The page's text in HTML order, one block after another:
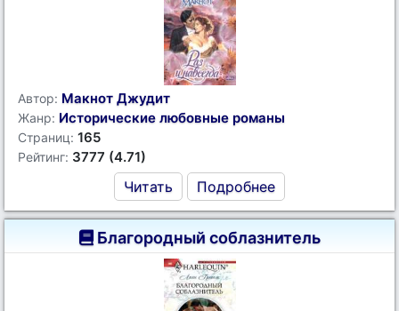
Автор: Макнот Джудит
Жанр: Исторические любовные романы
Страниц: 165
Рейтинг: 3777 (4.71)
Читать Подробнее
Благородный соблазнитель